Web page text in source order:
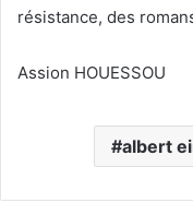
résistance, des
Assion HOUESSOU
albert